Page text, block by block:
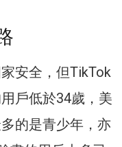
安全，但TikTok
戶低於34歲，美
的是青少年，亦